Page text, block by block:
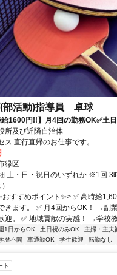
部活動)指導員 卓球
給1600円!!】月4回の勤務OK✅土
所及び近隣自治体
ス 直行直帰のお仕事です。
緑区
土・日・祝日のいずれか ※1回 3
おすすめポイント✨> ✅ 高時給
きます。 ✅ 月4回からOK！ →副
迎。 ✅ 地域貢献の実感！ →学校教
1日からOK 土日祝のみOK 主婦・主夫
歴不問 車通勤OK 学生歓迎 転勤なし
ト